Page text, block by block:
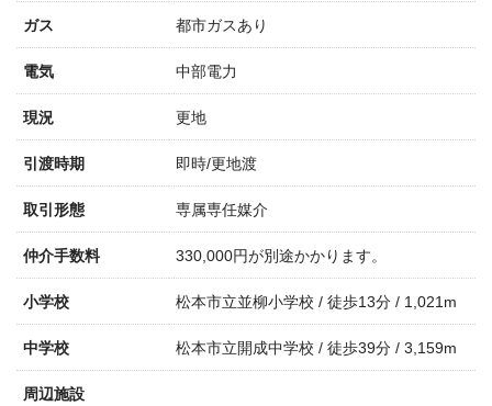
ガス 都市ガスあり
電気 中部電力
現況 更地
引渡時期 即時/更地渡
取引形態 専属専任媒介
仲介手数料 330,000円が別途かかります。
小学校 松本市立並柳小学校 / 徒歩13分 / 1,021m
中学校 松本市立開成中学校 / 徒歩39分 / 3,159m
周辺施設